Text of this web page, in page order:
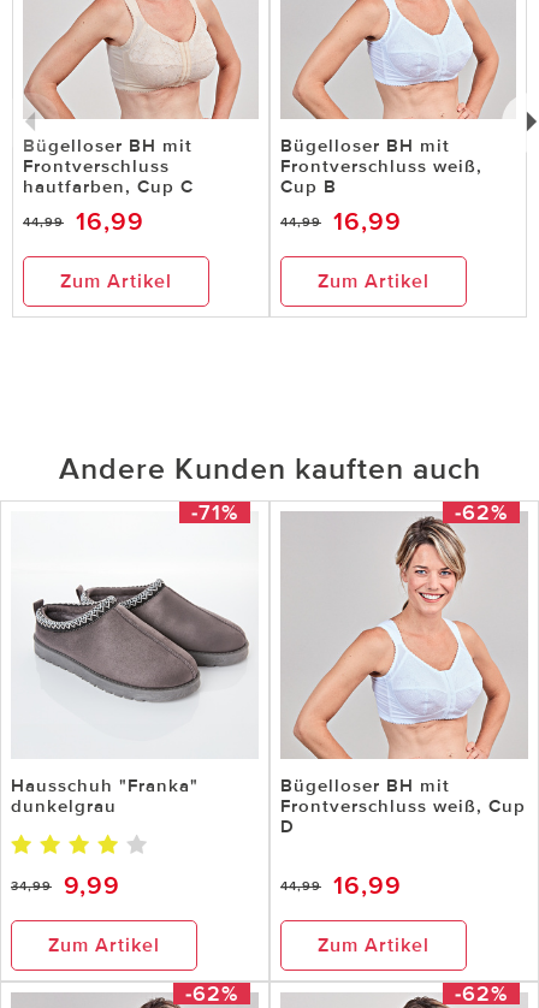
Bügelloser BH mit
Frontverschluss
hautfarben, Cup C
44,99 16,99
Zum Artikel
Bügelloser BH mit
Frontverschluss weiß,
Cup B
44,99 16,99
Zum Artikel
Andere Kunden kauften auch
-71%
Hausschuh "Franka"
dunkelgrau
34,99 9,99
Zum Artikel
-62%
Bügelloser BH mit
Frontverschluss weiß, Cup
D
44,99 16,99
Zum Artikel
-62% -62%